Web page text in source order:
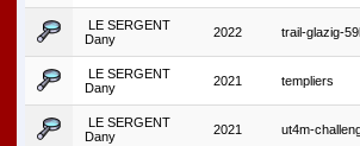
LE SERGENT
Dany
2022 trail-glazig-
LE SERGENT
Dany
2021 templiers
LE SERGENT
Dany
2021 ut4m-